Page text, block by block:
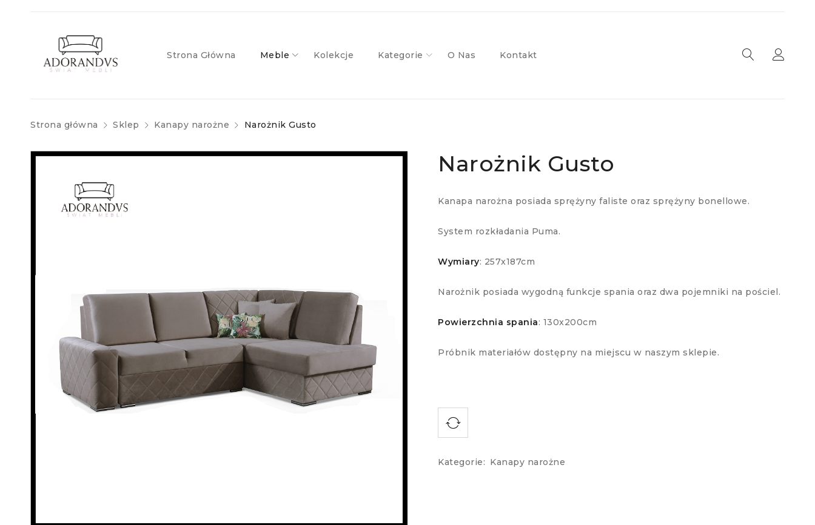
Strona Główna Meble Kolekcje Kategorie O Nas Kontakt
Strona główna Sklep Kanapy narożne Narożnik Gusto
Narożnik Gusto
Kanapa narożna posiada sprężyny faliste oraz sprężyny bonellowe.
System rozkładania Puma.
Wymiary: 257x187cm
Narożnik posiada wygodną funkcje spania oraz dwa pojemniki na pościel.
Powierzchnia spania: 130x200cm
Próbnik materiałów dostępny na miejscu w naszym sklepie.
Kategorie: Kanapy narożne